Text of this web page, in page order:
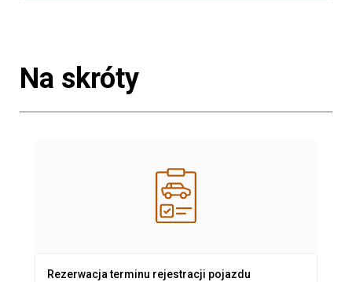
Na skróty
Rezerwacja terminu rejestracji pojazdu